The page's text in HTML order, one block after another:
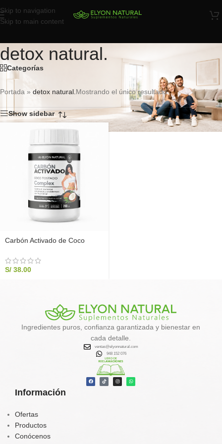
Skip to navigation
Skip to main content
detox natural.
Categorías
Portada » detox natural. Mostrando el único resultado
Show sidebar
Carbón Activado de Coco
Digestivo Premium (200g)
S/ 38.00
Información
Ofertas
Productos
Conócenos
Ingredientes puros, confianza garantizada y bienestar en
cada detalle.
ventas@elyonnatural.com
948 152 076